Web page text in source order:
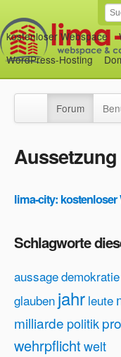
kostenloser Webspace
WordPress-Hosting
Forum
Aussetzung
lima-city: kostenloser
Schlagworte
aussagedemokratie
glauben jahr leute
milliarde politik
wehrpflichtwelt